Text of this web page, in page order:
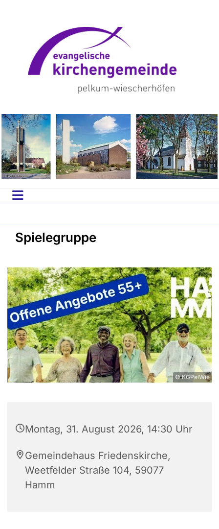
Spielegruppe
© KGPelWie
Montag, 31. August 2026, 14:30 Uhr
Gemeindehaus Friedenskirche,
Weetfelder Straße 104, 59077
Hamm